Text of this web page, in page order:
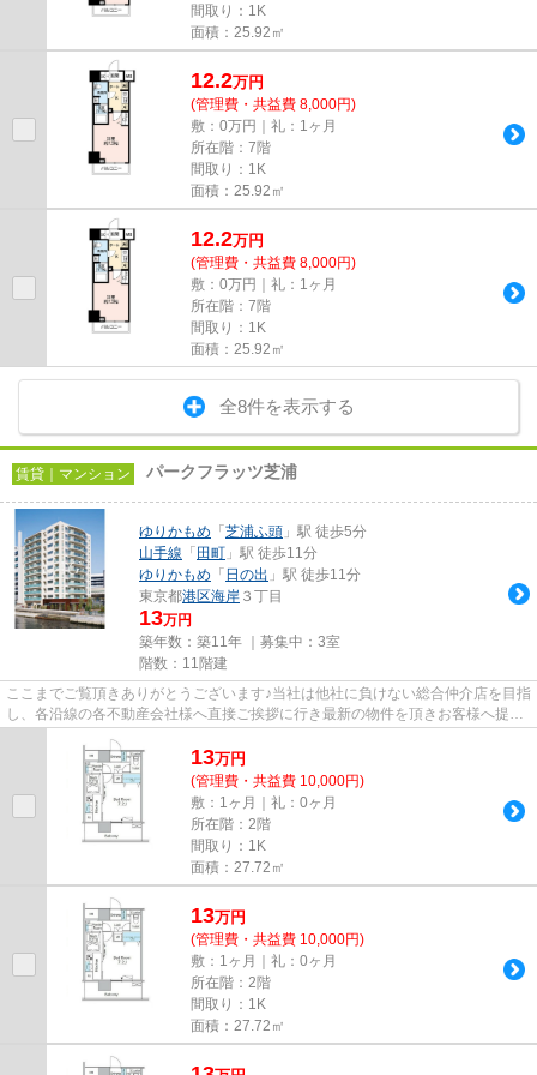
間取り：1K
面積：25.92㎡
12.2万円
(管理費・共益費 8,000円)
敷：0万円｜礼：1ヶ月
所在階：7階
間取り：1K
面積：25.92㎡
12.2万円
(管理費・共益費 8,000円)
敷：0万円｜礼：1ヶ月
所在階：7階
間取り：1K
面積：25.92㎡
全8件を表示する
賃貸｜マンション パークフラッツ芝浦
ゆりかもめ 「 芝浦ふ頭 」駅 徒歩5分
山手線 「 田町 」駅 徒歩11分
ゆりかもめ 「 日の出 」駅 徒歩11分
東京都港区海岸 ３丁目
13万円
築年数：築11年 ｜募集中： 3室
階数：11階建
ここまでご覧頂きありがとうございます♪当社は他社に負けない総合仲介店を目指
し、各沿線の各不動産会社様へ直接ご挨拶に行き最新の物件を頂きお客様へ提供
13万円
(管理費・共益費 10,000円)
敷：1ヶ月｜礼：0ヶ月
所在階：2階
間取り：1K
面積：27.72㎡
13万円
(管理費・共益費 10,000円)
敷：1ヶ月｜礼：0ヶ月
所在階：2階
間取り：1K
面積：27.72㎡